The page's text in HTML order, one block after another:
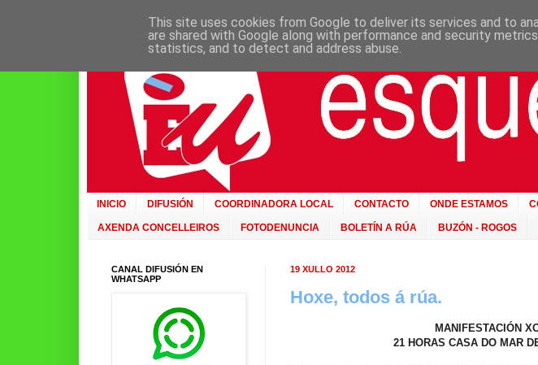
INICIO DIFUSIÓN COORDINADORA LOCAL CONTACTO ONDE ESTAMOS
AXENDA CONCELLEIROS FOTODENUNCIA BOLETÍN A RÚA BUZÓN - ROGOS
19 XULLO 2012
Hoxe, todos á rúa.
MANIFESTACIÓN
21 HORAS CASA DO MAR
CANAL DIFUSIÓN EN
WHATSAPP
This site uses cookies from Google to deliver its services and to
are shared with Google along with performance and security
statistics, and to detect and address abuse.